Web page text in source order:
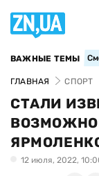
ВАЖНЫЕ ТЕМЫ
ГЛАВНАЯ СПОРТ
СТАЛИ
12 июля, 2022,